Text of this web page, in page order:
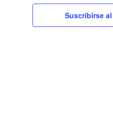
Suscribirse